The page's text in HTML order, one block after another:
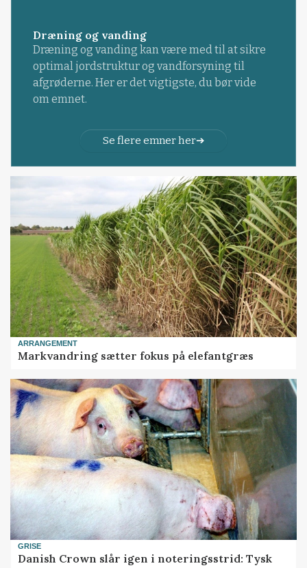
Dræning og vanding
Dræning og vanding kan være med til at sikre
optimal jordstruktur og vandforsyning til
afgrøderne. Her er det vigtigste, du bør vide
om emnet.
Se flere emner her
ARRANGEMENT
Markvandring sætter fokus på elefantgræs
GRISE
Danish Crown slår igen i noteringsstrid: Tysk